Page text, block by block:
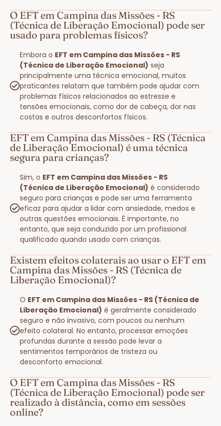
O EFT em Campina das Missões - RS
(Técnica de Liberação Emocional) pode ser
usado para problemas físicos?
Embora o EFT em Campina das Missões - RS
(Técnica de Liberação Emocional) seja
principalmente uma técnica emocional, muitos
praticantes relatam que também pode ajudar com
problemas físicos relacionados ao estresse e
tensões emocionais, como dor de cabeça, dor nas
costas e outros desconfortos físicos.
EFT em Campina das Missões - RS (Técnica
de Liberação Emocional) é uma técnica
segura para crianças?
Sim, o EFT em Campina das Missões - RS
(Técnica de Liberação Emocional) é considerado
seguro para crianças e pode ser uma ferramenta
eficaz para ajudar a lidar com ansiedade, medos e
outras questões emocionais. É importante, no
entanto, que seja conduzido por um profissional
qualificado quando usado com crianças.
Existem efeitos colaterais ao usar o EFT em
Campina das Missões - RS (Técnica de
Liberação Emocional)?
O EFT em Campina das Missões - RS (Técnica de
Liberação Emocional) é geralmente considerado
seguro e não invasivo, com poucos ou nenhum
efeito colateral. No entanto, processar emoções
profundas durante a sessão pode levar a
sentimentos temporários de tristeza ou
desconforto emocional.
O EFT em Campina das Missões - RS
(Técnica de Liberação Emocional) pode ser
realizado à distância, como em sessões
online?